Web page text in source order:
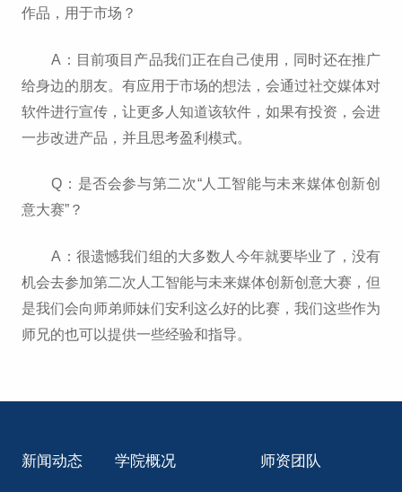
作品，用于市场？
A：目前项目产品我们正在自己使用，同时还在推广
给身边的朋友。有应用于市场的想法，会通过社交媒体对
软件进行宣传，让更多人知道该软件，如果有投资，会进
一步改进产品，并且思考盈利模式。
Q：是否会参与第二次“人工智能与未来媒体创新创
意大赛”？
A：很遗憾我们组的大多数人今年就要毕业了，没有
机会去参加第二次人工智能与未来媒体创新创意大赛，但
是我们会向师弟师妹们安利这么好的比赛，我们这些作为
师兄的也可以提供一些经验和指导。
新闻动态 学院概况 师资团队